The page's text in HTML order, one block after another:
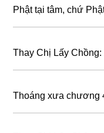
Phật tại tâm, chứ
Thay Chị Lấy
Thoáng xưa chương